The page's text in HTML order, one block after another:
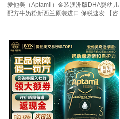
爱他美（Aptamil）金装澳洲版DHA婴幼儿
配方牛奶粉新西兰原装进口 保税速发 【咨